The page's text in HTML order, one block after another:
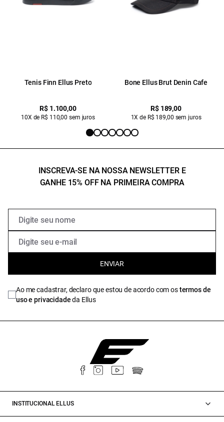
Tenis Finn Ellus Preto
R$ 1.100,00
10X de R$ 110,00 sem juros
Bone Ellus Brut Denin Cafe
R$ 189,00
1X de R$ 189,00 sem juros
INSCREVA-SE NA NOSSA NEWSLETTER E
GANHE 15% OFF NA PRIMEIRA COMPRA
ENVIAR
Ao me cadastrar, declaro que estou de acordo com ostermos de
uso e privacidadeda Ellus
INSTITUCIONAL ELLUS